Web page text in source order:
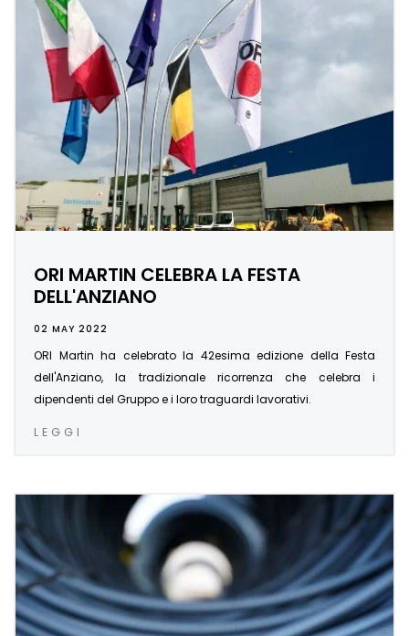
ORI MARTIN CELEBRA LA FESTA
DELL'ANZIANO
02 MAY 2022
ORI Martin ha celebrato la 42esima edizione della Festa
dell'Anziano, la tradizionale ricorrenza che celebra i
dipendenti del Gruppo e i loro traguardi lavorativi.
LEGGI